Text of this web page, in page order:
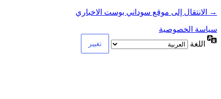
→ الانتقال إلى موقع سوداني بوست الاخباري
سياسة الخصوصية
اللغة